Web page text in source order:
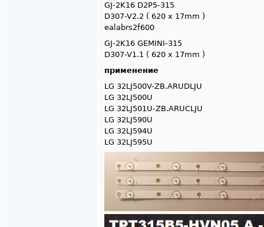
GJ-2K16 D2P5-315
D307-V2.2 ( 620 x 17mm )
ealabrs2f600
GJ-2K16 GEMINI-315
D307-V1.1 ( 620 x 17mm )
применение
LG 32LJ500V-ZB.ARUDLJU
LG 32LJ500U
LG 32LJ501U-ZB.ARUCLJU
LG 32LJ590U
LG 32LJ594U
LG 32LJ595U